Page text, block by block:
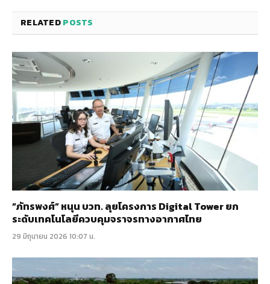
RELATEDPOSTS
“ภัทรพงศ์” หนุน บวท. ลุยโครงการ Digital Tower ยก
ระดับเทคโนโลยีควบคุมจราจรทางอากาศไทย
29 มิถุนายน 2026 10:07 น.